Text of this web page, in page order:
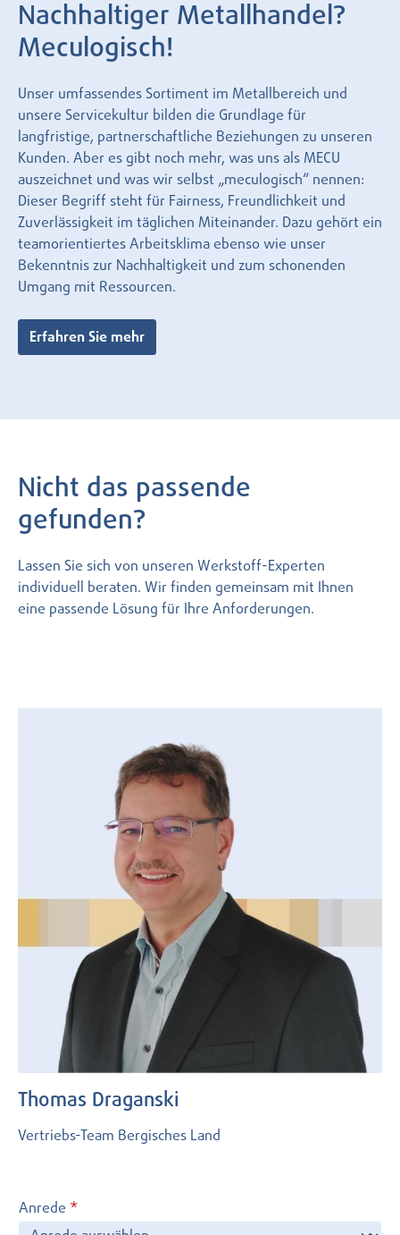
Nachhaltiger Metallhandel?
Meculogisch!
Unser umfassendes Sortiment im Metallbereich und
unsere Servicekultur bilden die Grundlage für
langfristige, partnerschaftliche Beziehungen zu unseren
Kunden. Aber es gibt noch mehr, was uns als MECU
auszeichnet und was wir selbst „meculogisch“ nennen:
Dieser Begriff steht für Fairness, Freundlichkeit und
Zuverlässigkeit im täglichen Miteinander. Dazu gehört ein
teamorientiertes Arbeitsklima ebenso wie unser
Bekenntnis zur Nachhaltigkeit und zum schonenden
Umgang mit Ressourcen.
Erfahren Sie mehr
Nicht das passende
gefunden?
Lassen Sie sich von unseren Werkstoff-Experten
individuell beraten. Wir finden gemeinsam mit Ihnen
eine passende Lösung für Ihre Anforderungen.
Thomas Draganski
Vertriebs-Team Bergisches Land
Anrede *